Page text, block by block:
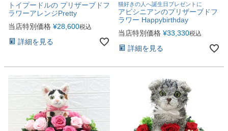
トイプードルの プリザーブドフ
ラワーアレンジPretty
当店特別価格 ¥28,600税込
詳細を見る
猫好きの人へ誕生日プレゼントに
アビシニアンのプリザーブドフ
ラワー Happybirthday
当店特別価格 ¥33,330税込
詳細を見る